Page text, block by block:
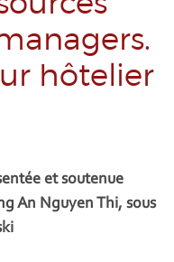
hôtelier
et soutenue
An Nguyen Thi, sous